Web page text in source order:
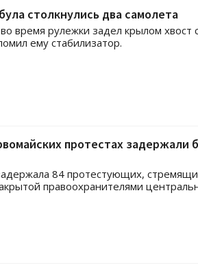
столкнулись два самолета
время рулежки задел крылом хвост
ему стабилизатор.
протестах задержали
84 протестующих,
правоохранителями